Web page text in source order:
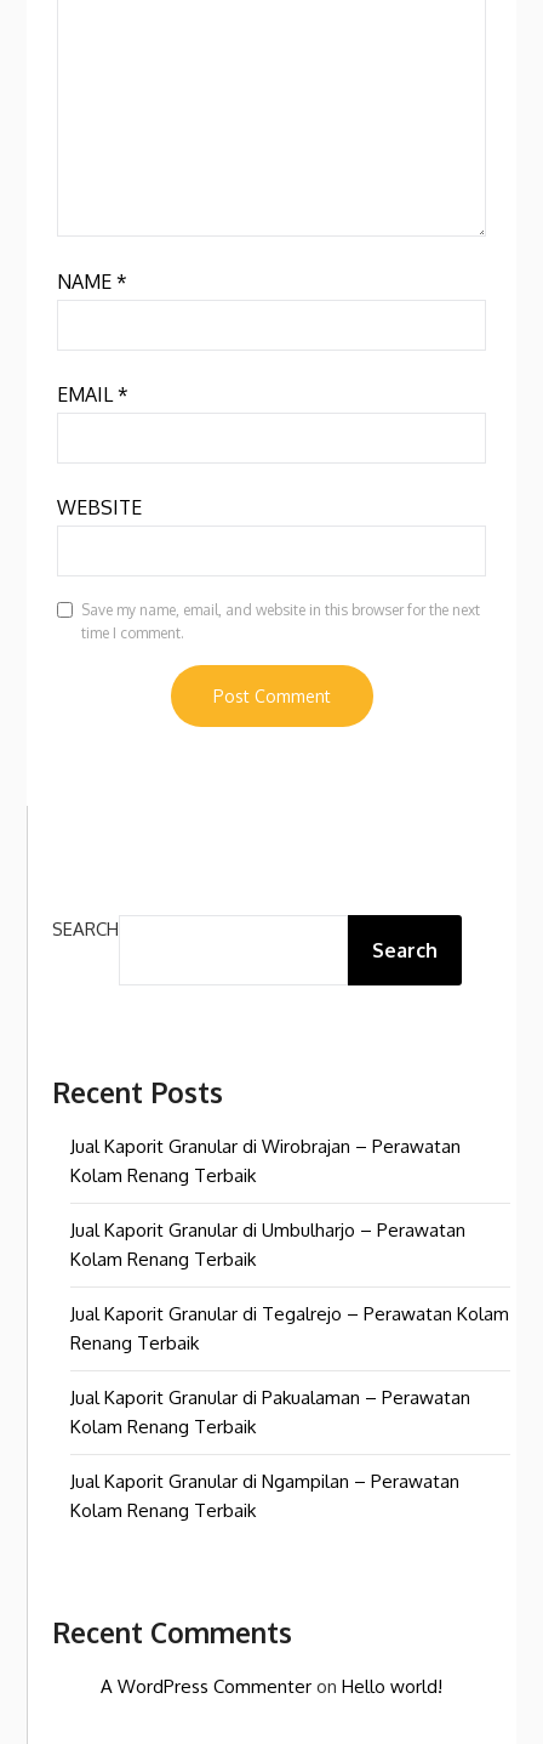
NAME*
EMAIL*
WEBSITE
Save my name, email, and website in this browser for the next
time I comment.
SEARCH
Search
Recent Posts
Jual Kaporit Granular di Wirobrajan – Perawatan
Kolam Renang Terbaik
Jual Kaporit Granular di Umbulharjo – Perawatan
Kolam Renang Terbaik
Jual Kaporit Granular di Tegalrejo – Perawatan Kolam
Renang Terbaik
Jual Kaporit Granular di Pakualaman – Perawatan
Kolam Renang Terbaik
Jual Kaporit Granular di Ngampilan – Perawatan
Kolam Renang Terbaik
Recent Comments
A WordPress Commenter onHello world!